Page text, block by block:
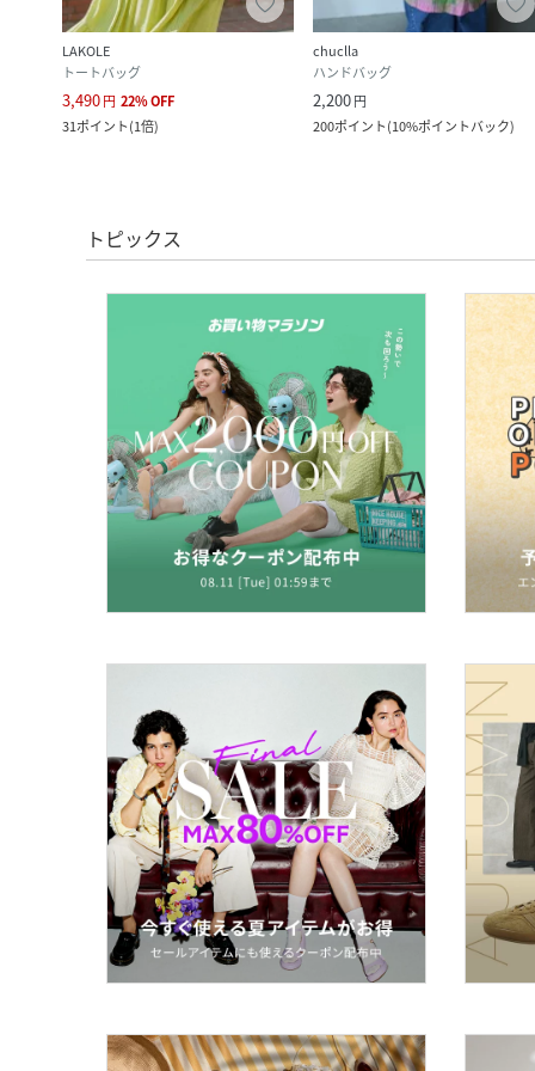
LAKOLE
トートバッグ
3,490円 22%OFF
31ポイント(1倍)
chuclla
ハンドバッグ
2,200円
200ポイント(10%ポイントバック)
トピックス